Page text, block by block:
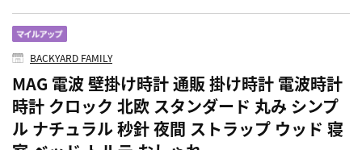
BACKYARD FAMILY
MAG 電波 壁掛け時計 通販 掛け時計 電波時計
時計 クロック 北欧 スタンダード 丸み シンプ
ル ナチュラル 秒針 夜間 ストラップ ウッド 寝